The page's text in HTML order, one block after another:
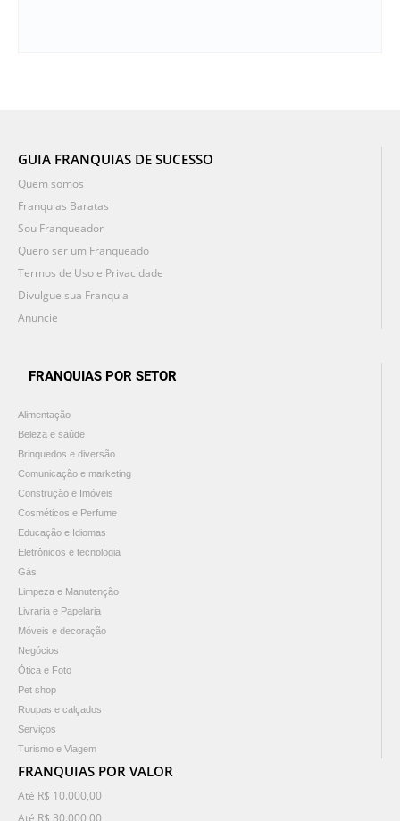
GUIA FRANQUIAS DE SUCESSO
Quem somos
Franquias Baratas
Sou Franqueador
Quero ser um Franqueado
Termos de Uso e Privacidade
Divulgue sua Franquia
Anuncie
FRANQUIAS POR SETOR
Alimentação
Beleza e saúde
Brinquedos e diversão
Comunicação e marketing
Construção e Imóveis
Cosméticos e Perfume
Educação e Idiomas
Eletrônicos e tecnologia
Gás
Limpeza e Manutenção
Livraria e Papelaria
Móveis e decoração
Negócios
Ótica e Foto
Pet shop
Roupas e calçados
Serviços
Turismo e Viagem
FRANQUIAS POR VALOR
Até R$ 10.000,00
Até R$ 30.000,00